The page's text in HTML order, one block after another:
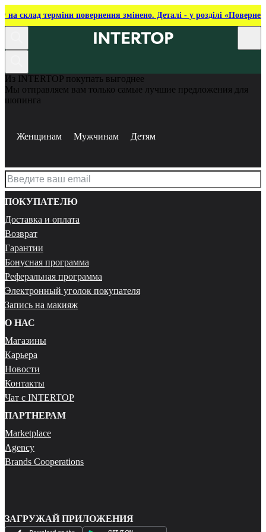
на склад терміни повернення змінено. Деталі - у розділі
Из INTERTOP покупать выгоднее
Мы отправляем вам только самые лучшие предложения для
шопинга
Женщинам Мужчинам Детям
ПОКУПАТЕЛЮ
Доставка и оплата
Возврат
Гарантии
Бонусная программа
Реферальная программа
Электронный уголок покупателя
Запись на макияж
О НАС
Магазины
Карьера
Новости
Контакты
Чат с INTERTOP
ПАРТНЕРАМ
Marketplace
Agency
Brands Cooperations
ЗАГРУЖАЙ ПРИЛОЖЕНИЯ